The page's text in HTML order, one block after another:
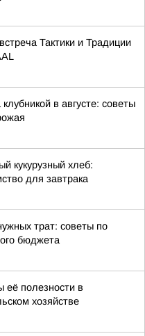
Тактики и Традиции
в августе: советы
кукурузный хлеб:
для завтрака
трат: советы по
бюджета
её полезности в
хозяйстве